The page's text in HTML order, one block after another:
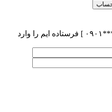
حساب
کد تاییدی که برای شماره[ ۲۳۰۲***۰۹۰۱ ] فرستاده ایم را وارد